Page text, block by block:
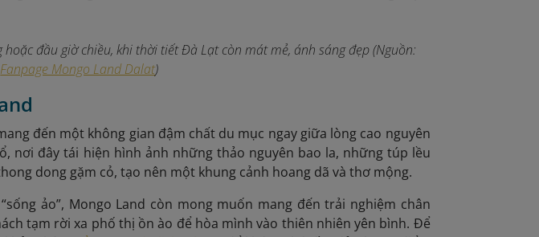
đầu giờ chiều, khi thời tiết Đà Lạt còn mát mẻ, ánh sáng đẹp (Nguồn:
Fanpage Mongo Land Dalat)
đến một không gian đậm chất du mục ngay giữa lòng cao nguyên
nơi đây tái hiện hình ảnh những thảo nguyên bao la, những túp lều
dong gặm cỏ, tạo nên một khung cảnh hoang dã và thơ mộng.
ảo”, Mongo Land còn mong muốn mang đến trải nghiệm chân
tạm rời xa phố thị ồn ào để hòa mình vào thiên nhiên yên bình. Để